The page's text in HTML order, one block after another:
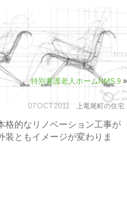
特別養護老人ホームNMS.9 »
07OCT2011 上竜尾町の住宅
格的なリノベーション工事が
装ともイメージが変わりま